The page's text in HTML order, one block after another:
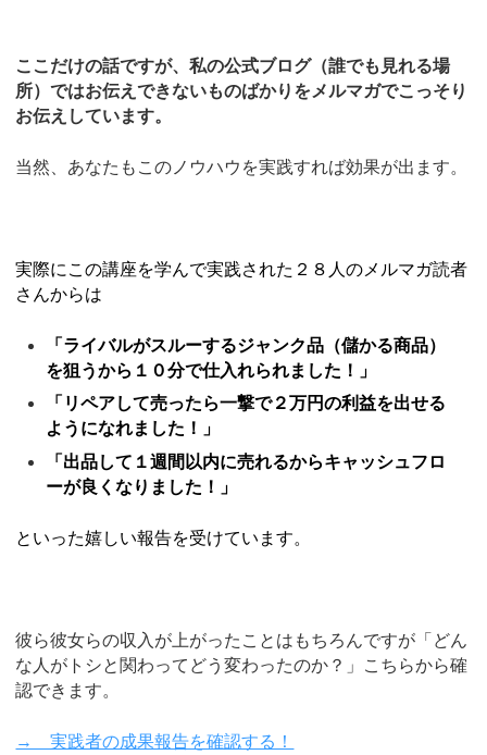
ここだけの話ですが、私の公式ブログ（誰でも見れる場
所）ではお伝えできないものばかりをメルマガでこっそり
お伝えしています。
当然、あなたもこのノウハウを実践すれば効果が出ます。
実際にこの講座を学んで実践された２８人のメルマガ読者
さんからは
「ライバルがスルーするジャンク品（儲かる商品）
を狙うから１０分で仕入れられました！」
「リペアして売ったら一撃で２万円の利益を出せる
ようになれました！」
「出品して１週間以内に売れるからキャッシュフロ
ーが良くなりました！」
といった嬉しい報告を受けています。
彼ら彼女らの収入が上がったことはもちろんですが「どん
な人がトシと関わってどう変わったのか？」こちらから確
認できます。
→ 実践者の成果報告を確認する！